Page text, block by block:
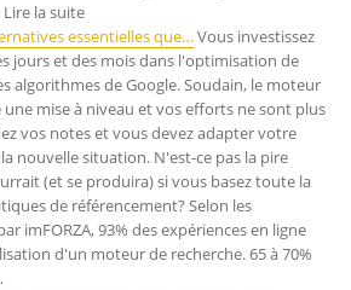
la suite
essentielles que…Vous investissez
jours et des mois dans l'optimisation de
algorithmes de Google. Soudain, le moteur
mise à niveau et vos efforts ne sont plus
vos notes et vous devez adapter votre
nouvelle situation. N'est-ce pas la pire
(et se produira) si vous basez toute la
de référencement? Selon les
imFORZA, 93% des expériences en ligne
d'un moteur de recherche. 65 à 70%